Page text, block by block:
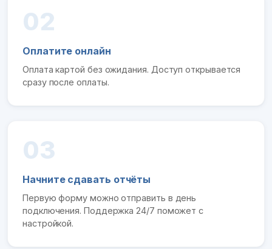
02
Оплатите онлайн
Оплата картой без ожидания. Доступ открывается
сразу после оплаты.
03
Начните сдавать отчёты
Первую форму можно отправить в день
подключения. Поддержка 24/7 поможет с
настройкой.